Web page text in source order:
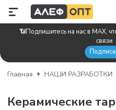
📶Подпишитесь на нас в MAX,
связи
Главная НАШИ РАЗРАБОТКИ
Керамические